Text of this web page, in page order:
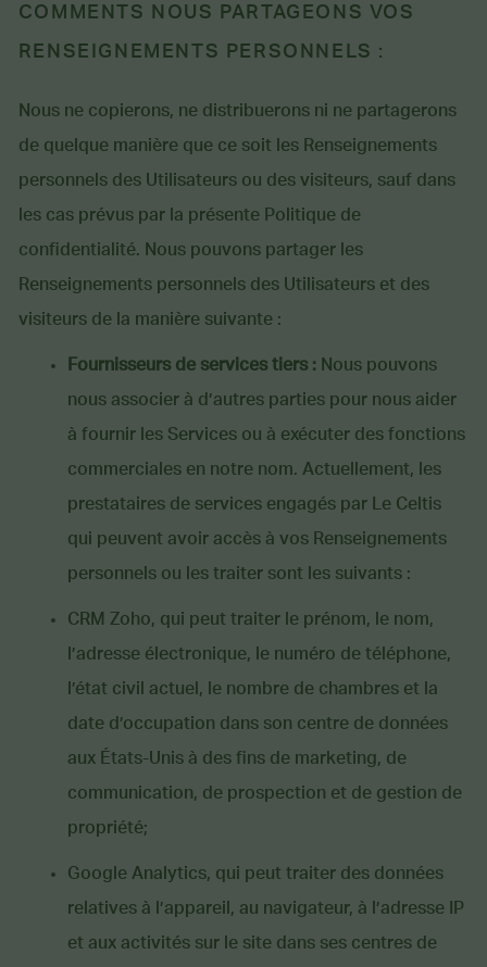
COMMENTS NOUS PARTAGEONS VOS
RENSEIGNEMENTS PERSONNELS :
Nous ne copierons, ne distribuerons ni ne partagerons
de quelque manière que ce soit les Renseignements
personnels des Utilisateurs ou des visiteurs, sauf dans
les cas prévus par la présente Politique de
confidentialité. Nous pouvons partager les
Renseignements personnels des Utilisateurs et des
visiteurs de la manière suivante :
Fournisseurs de services tiers : Nous pouvons
nous associer à d’autres parties pour nous aider
à fournir les Services ou à exécuter des fonctions
commerciales en notre nom. Actuellement, les
prestataires de services engagés par Le Celtis
qui peuvent avoir accès à vos Renseignements
personnels ou les traiter sont les suivants :
CRM Zoho, qui peut traiter le prénom, le nom,
l’adresse électronique, le numéro de téléphone,
l’état civil actuel, le nombre de chambres et la
date d’occupation dans son centre de données
aux États-Unis à des fins de marketing, de
communication, de prospection et de gestion de
propriété;
Google Analytics, qui peut traiter des données
relatives à l’appareil, au navigateur, à l’adresse IP
et aux activités sur le site dans ses centres de